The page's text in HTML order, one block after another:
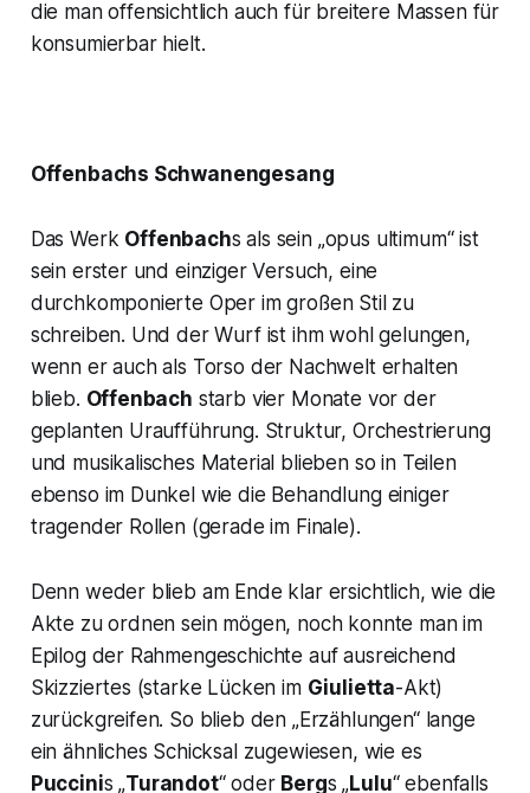
die man offensichtlich auch für breitere Massen für
konsumierbar hielt.
Offenbachs Schwanengesang
Das Werk Offenbachs als sein „opus ultimum“ ist
sein erster und einziger Versuch, eine
durchkomponierte Oper im großen Stil zu
schreiben. Und der Wurf ist ihm wohl gelungen,
wenn er auch als Torso der Nachwelt erhalten
blieb. Offenbach starb vier Monate vor der
geplanten Uraufführung. Struktur, Orchestrierung
und musikalisches Material blieben so in Teilen
ebenso im Dunkel wie die Behandlung einiger
tragender Rollen (gerade im Finale).
Denn weder blieb am Ende klar ersichtlich, wie die
Akte zu ordnen sein mögen, noch konnte man im
Epilog der Rahmengeschichte auf ausreichend
Skizziertes (starke Lücken im Giulietta-Akt)
zurückgreifen. So blieb den „Erzählungen“ lange
ein ähnliches Schicksal zugewiesen, wie es
Puccinis „Turandot“ oder Bergs „Lulu“ ebenfalls